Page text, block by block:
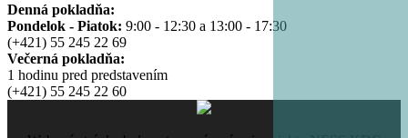
Denná pokladňa:
Pondelok - Piatok: 9:00 - 12:30 a 13:00 - 17:30
(+421) 55 245 22 69
Večerná pokladňa:
1 hodinu pred predstavením
(+421) 55 245 22 60